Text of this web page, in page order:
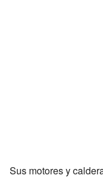
Sus motores y